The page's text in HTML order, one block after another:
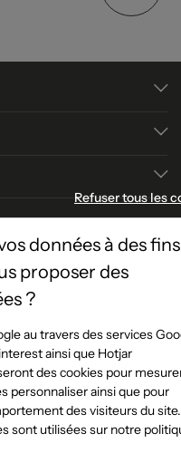
Refuser tous les
données à des fins
proposer des
?
au travers des services
ainsi que Hotjar
des cookies pour
personnaliser ainsi que pour
des visiteurs du site.
sont utilisées sur notre